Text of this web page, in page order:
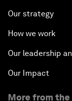
Our strategy
How we work
Our leadership
Our Impact
More from the